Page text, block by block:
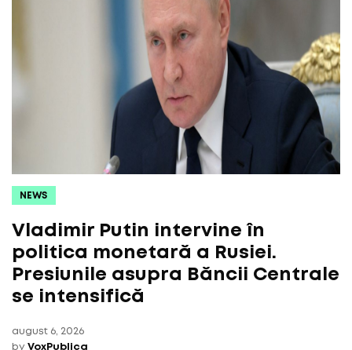
NEWS
Vladimir Putin intervine în
politica monetară a Rusiei.
Presiunile asupra Băncii Centrale
se intensifică
august 6, 2026
by VoxPublica